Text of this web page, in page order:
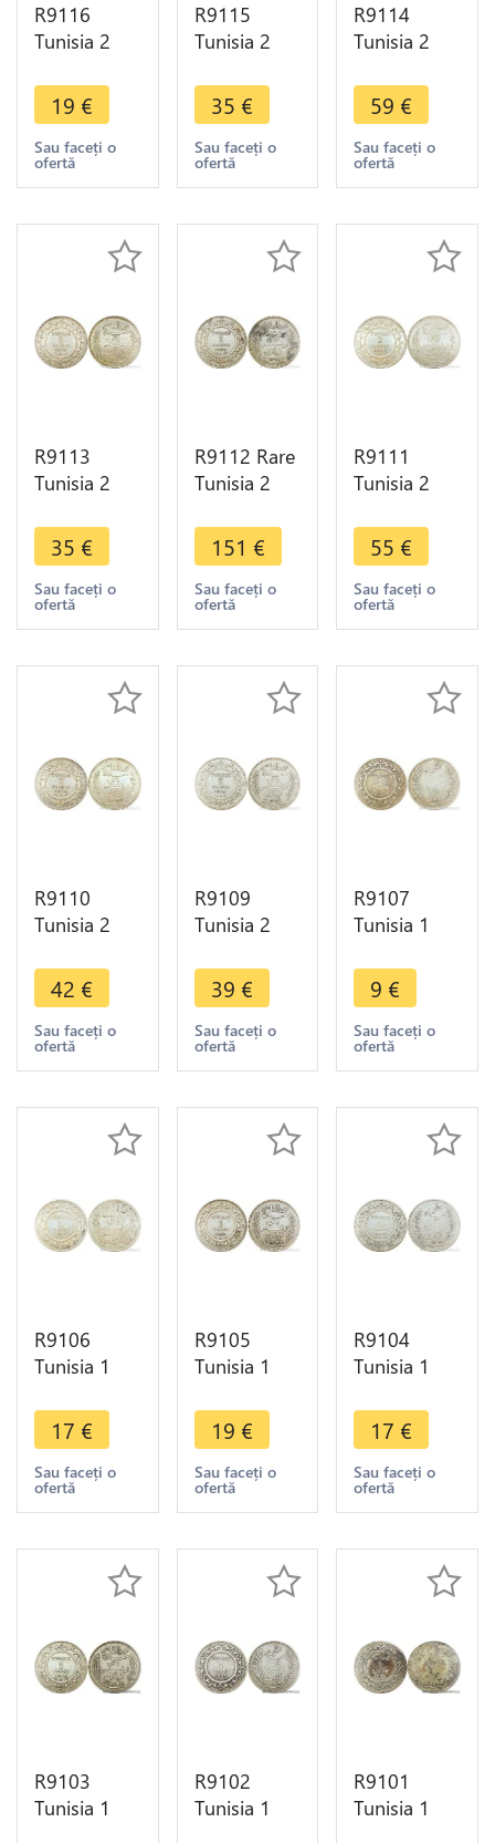
R9116
Tunisia 2
Bey AH
1308 1891
A Paris
Silver ->
19 €
Sau faceți o
ofertă
R9115
Tunisia 2
Muhammad
al-Nasir Bey
AH 1334
1915 A
>Offer
35 €
Sau faceți o
ofertă
R9114
Tunisia 2
Muhammad
al-Nasir Bey
AH 1330
1912 A
UNC
59 €
Sau faceți o
ofertă
R9113
Tunisia 2
Muhammad
al-Nasir Bey
AH 1335
1916 A
AU
35 €
Sau faceți o
ofertă
R9112 Rare
Tunisia 2
Muhammad
al-Hadi Bey
AH 1322
1904 A
151 €
Sau faceți o
ofertă
R9111
Tunisia 2
Muhammad
al-Nasir Bey
AH 1334
1916 A
AU UNC
55 €
Sau faceți o
ofertă
R9110
Tunisia 2
Muhammad
al-Nasir Bey
AH 1334
1915 A
AU
42 €
Sau faceți o
ofertă
R9109
Tunisia 2
Muhammad
al-Nasir Bey
AH 1326
1908 A
>Offer
39 €
Sau faceți o
ofertă
R9107
Tunisia 1
Bey AH
1309 1892
A Paris
Silver ->
9 €
Sau faceți o
ofertă
R9106
Tunisia 1
Muhammad
al-Nasir Bey
AH 1335
1917 A
AU
17 €
Sau faceți o
ofertă
R9105
Tunisia 1
Muhammad
al-Nasir Bey
AH 1334
1915 A
>Offer
19 €
Sau faceți o
ofertă
R9104
Tunisia 1
Bey AH
1309 1892
A Paris
Silver ->
17 €
Sau faceți o
ofertă
R9103
Tunisia 1
R9102
Tunisia 1
R9101
Tunisia 1